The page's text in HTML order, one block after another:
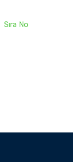
Sıra No